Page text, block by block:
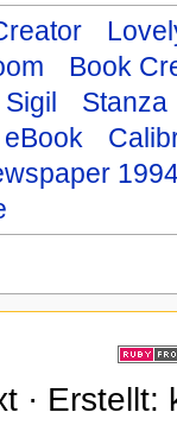
Book
Sigil
Stanza
eBook
·